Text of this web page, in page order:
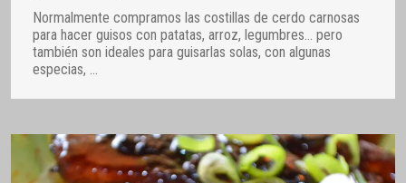
Normalmente compramos las costillas de cerdo carnosas
para hacer guisos con patatas, arroz, legumbres… pero
también son ideales para guisarlas solas, con algunas
especias,